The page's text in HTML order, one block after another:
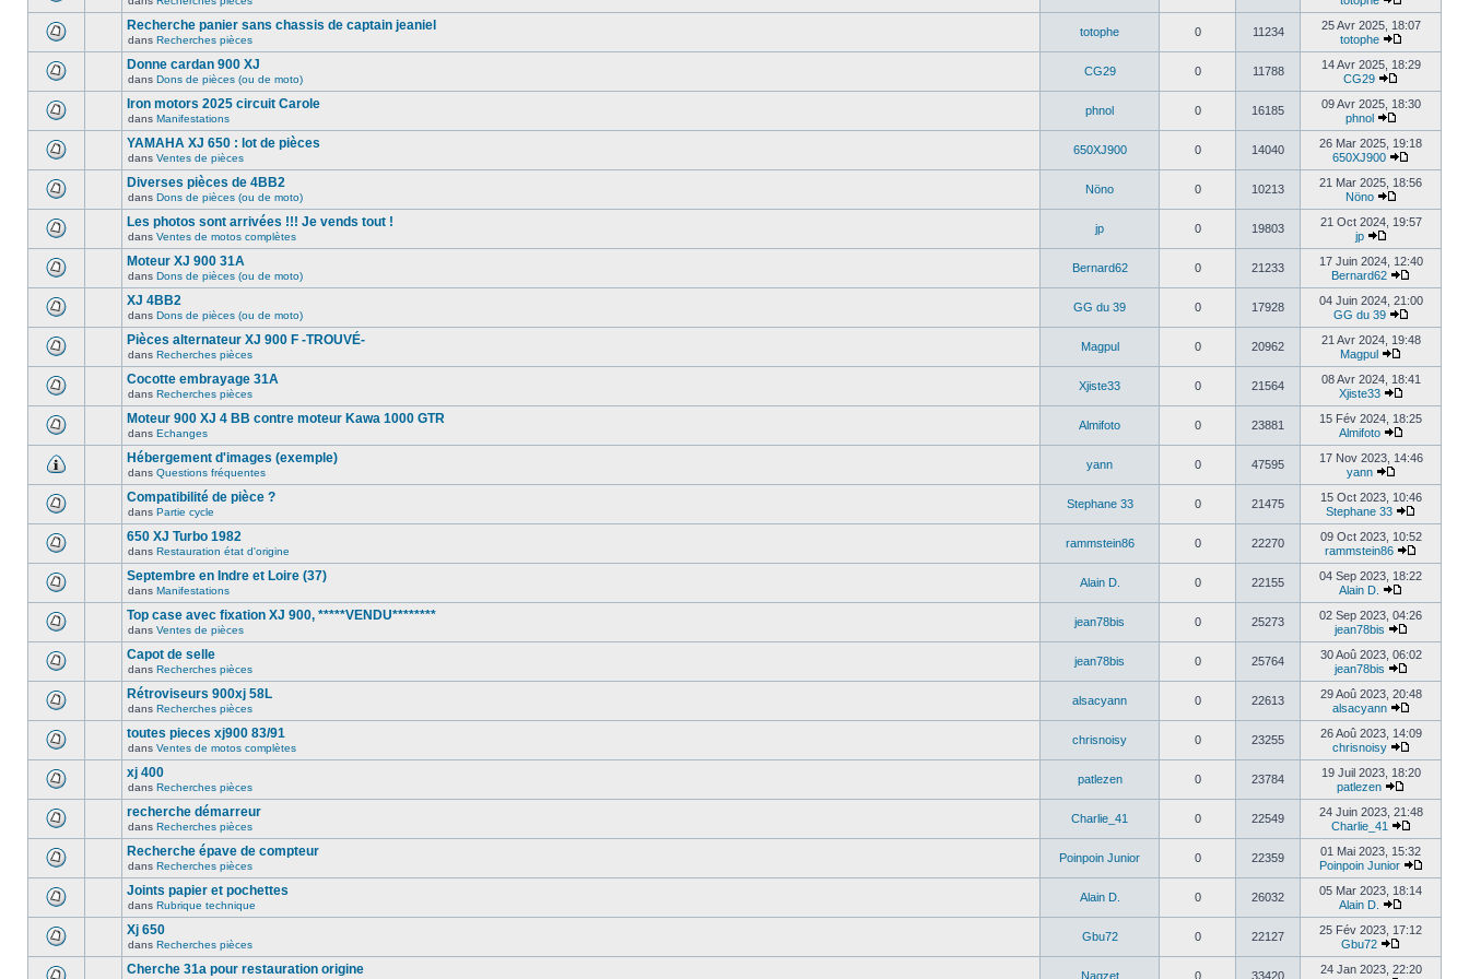
Recherche panier sans chassis de captain jeaniel
dans Recherches pièces
totophe 0 11234
25 Avr 2025, 18:07
totophe
Donne cardan 900 XJ
dans Dons de pièces (ou de moto)
CG29 0 11788
14 Avr 2025, 18:29
CG29
Iron motors 2025 circuit Carole
dans Manifestations
phnol 0 16185
09 Avr 2025, 18:30
phnol
YAMAHA XJ 650 : lot de pièces
dans Ventes de pièces
650XJ900 0 14040
26 Mar 2025, 19:18
650XJ900
Diverses pièces de 4BB2
dans Dons de pièces (ou de moto)
Nöno 0 10213
21 Mar 2025, 18:56
Nöno
Les photos sont arrivées !!! Je vends tout !
dans Ventes de motos complètes
jp 0 19803
21 Oct 2024, 19:57
jp
Moteur XJ 900 31A
dans Dons de pièces (ou de moto)
Bernard62 0 21233
17 Juin 2024, 12:40
Bernard62
XJ 4BB2
dans Dons de pièces (ou de moto)
GG du 39 0 17928
04 Juin 2024, 21:00
GG du 39
Pièces alternateur XJ 900 F -TROUVÉ-
dans Recherches pièces
Magpul 0 20962
21 Avr 2024, 19:48
Magpul
Cocotte embrayage 31A
dans Recherches pièces
Xjiste33 0 21564
08 Avr 2024, 18:41
Xjiste33
Moteur 900 XJ 4 BB contre moteur Kawa 1000 GTR
dans Echanges
Almifoto 0 23881
15 Fév 2024, 18:25
Almifoto
Hébergement d'images (exemple)
dans Questions fréquentes
yann 0 47595
17 Nov 2023, 14:46
yann
Compatibilité de pièce ?
dans Partie cycle
Stephane 33 0 21475
15 Oct 2023, 10:46
Stephane 33
650 XJ Turbo 1982
dans Restauration état d'origine
rammstein86 0 22270
09 Oct 2023, 10:52
rammstein86
Septembre en Indre et Loire (37)
dans Manifestations
Alain D. 0 22155
04 Sep 2023, 18:22
Alain D.
Top case avec fixation XJ 900, *****VENDU********
dans Ventes de pièces
jean78bis 0 25273
02 Sep 2023, 04:26
jean78bis
Capot de selle
dans Recherches pièces
jean78bis 0 25764
30 Aoû 2023, 06:02
jean78bis
Rétroviseurs 900xj 58L
dans Recherches pièces
alsacyann 0 22613
29 Aoû 2023, 20:48
alsacyann
toutes pieces xj900 83/91
dans Ventes de motos complètes
chrisnoisy 0 23255
26 Aoû 2023, 14:09
chrisnoisy
xj 400
dans Recherches pièces
patlezen 0 23784
19 Juil 2023, 18:20
patlezen
recherche démarreur
dans Recherches pièces
Charlie_41 0 22549
24 Juin 2023, 21:48
Charlie_41
Recherche épave de compteur
dans Recherches pièces
Poinpoin Junior 0 22359
01 Mai 2023, 15:32
Poinpoin Junior
Joints papier et pochettes
dans Rubrique technique
Alain D. 0 26032
05 Mar 2023, 18:14
Alain D.
Xj 650
dans Recherches pièces
Gbu72 0 22127
25 Fév 2023, 17:12
Gbu72
Cherche 31a pour restauration origine Nagzet 0 33420
24 Jan 2023, 22:20